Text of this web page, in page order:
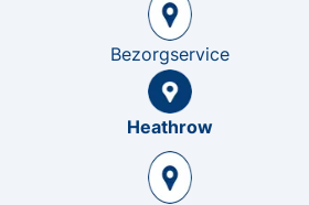
Bezorgservice
Heathrow